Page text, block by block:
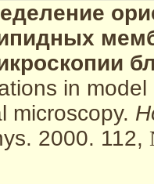
in
microscopy.
2000. 112,